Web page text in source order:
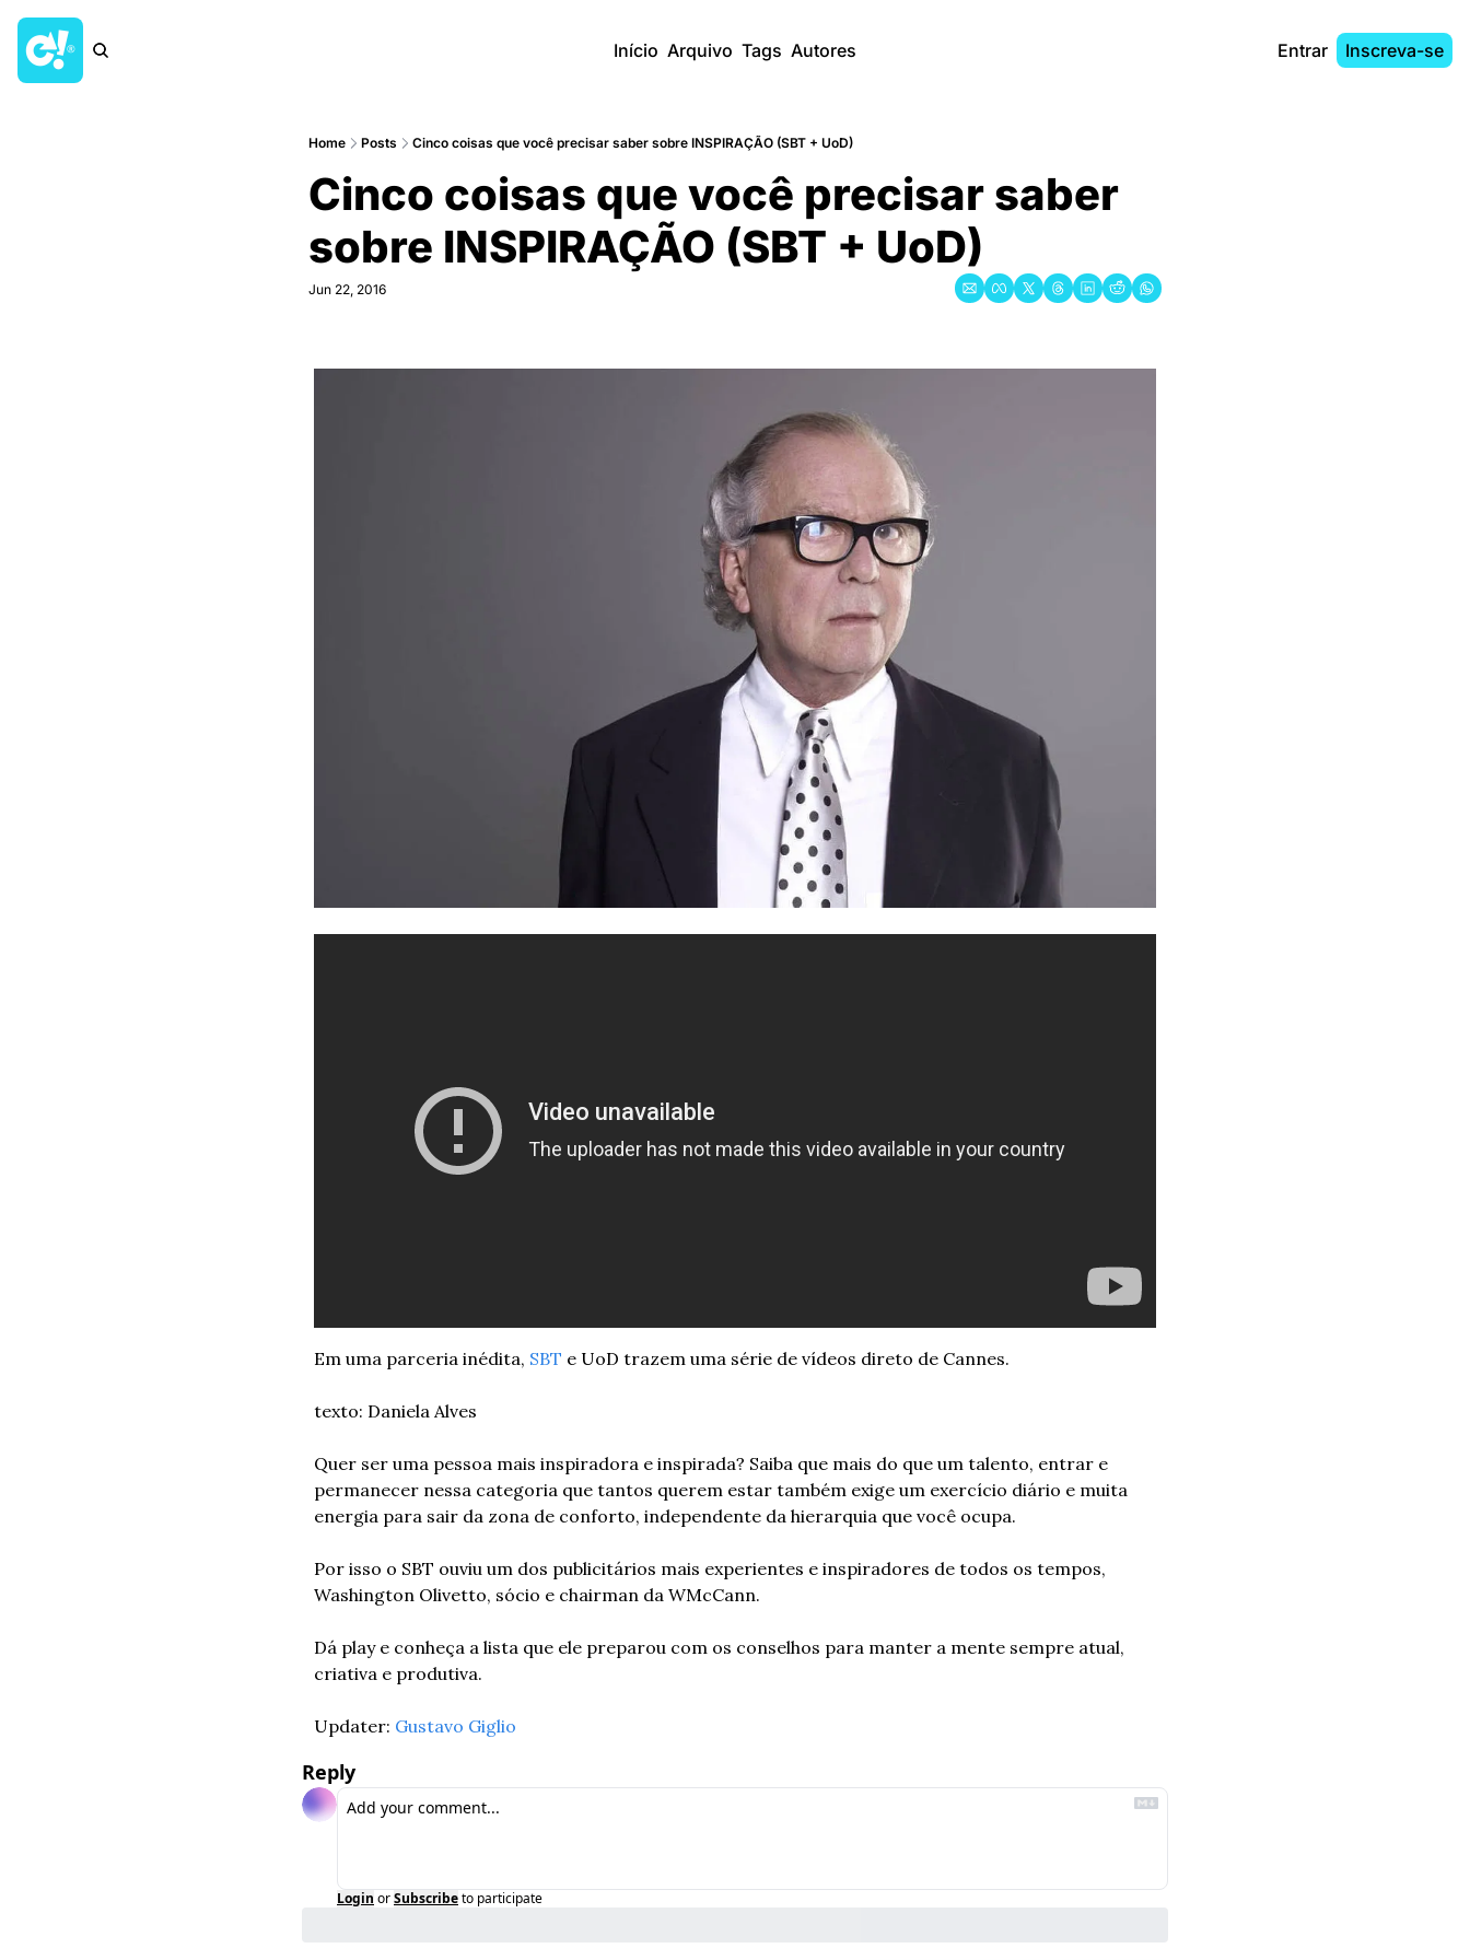
Início Arquivo Tags Autores Entrar Inscreva-se
Home Posts Cinco coisas que você precisar saber sobre INSPIRAÇÃO (SBT + UoD)
Cinco coisas que você precisar saber
sobre INSPIRAÇÃO (SBT + UoD)
Jun 22, 2016
Em uma parceria inédita, SBT e UoD trazem uma série de vídeos direto de Cannes.
texto: Daniela Alves
Quer ser uma pessoa mais inspiradora e inspirada? Saiba que mais do que um talento, entrar e
permanecer nessa categoria que tantos querem estar também exige um exercício diário e muita
energia para sair da zona de conforto, independente da hierarquia que você ocupa.
Por isso o SBT ouviu um dos publicitários mais experientes e inspiradores de todos os tempos,
Washington Olivetto, sócio e chairman da WMcCann.
Dá play e conheça a lista que ele preparou com os conselhos para manter a mente sempre atual,
criativa e produtiva.
Updater: Gustavo Giglio
Reply
Login orSubscribeto participate